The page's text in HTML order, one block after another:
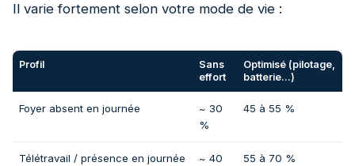
Il varie fortement selon votre mode de vie :
Profil
Sans
effort
Optimisé (pilotage,
batterie...)
Foyer absent en journée
~ 30
%
45 à 55 %
Télétravail / présence en journée
~ 40
55 à 70 %